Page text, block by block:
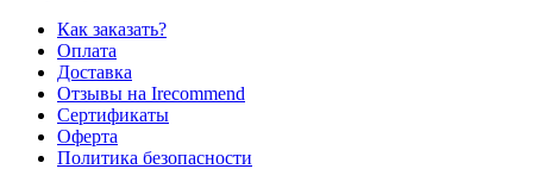
Как заказать?
Оплата
Доставка
Отзывы на Irecommend
Сертификаты
Оферта
Политика безопасности